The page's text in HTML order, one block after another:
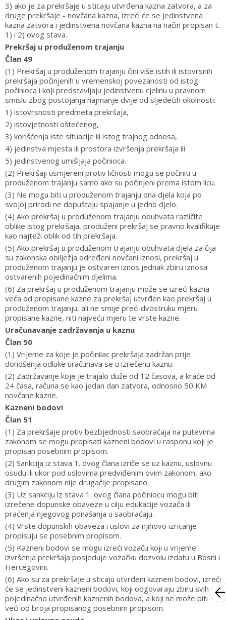
3) ako je za prekršaje u sticaju utvrđena kazna zatvora, a za
druge prekršaje - novčana kazna, izreći će se jedinstvena
kazna zatvora i jedinstvena novčana kazna na način propisan t.
1) i 2) ovog stava.
Prekršaj u produženom trajanju
Član 49
(1) Prekršaj u produženom trajanju čini više istih ili istovrsnih
prekršaja počinjenih u vremenskoj povezanosti od istog
počinioca i koji predstavljaju jedinstvenu cjelinu u pravnom
smislu zbog postojanja najmanje dvije od sljedećih okolnosti:
1) istovrsnosti predmeta prekršaja,
2) istovjetnosti oštećenog,
3) korišćenja iste situacije ili istog trajnog odnosa,
4) jedinstva mjesta ili prostora izvršenja prekršaja ili
5) jedinstvenog umišljaja počinioca.
(2) Prekršaji usmjereni protiv ličnosti mogu se počiniti u
produženom trajanju samo ako su počinjeni prema istom licu.
(3) Ne mogu biti u produženom trajanju ona djela koja po
svojoj prirodi ne dopuštaju spajanje u jedno djelo.
(4) Ako prekršaj u produženom trajanju obuhvata različite
oblike istog prekršaja, produženi prekršaj se pravno kvalifikuje
kao najteži oblik od tih prekršaja.
(5) Ako prekršaj u produženom trajanju obuhvata djela za čija
su zakonska obilježja određeni novčani iznosi, prekršaj u
produženom trajanju je ostvaren iznos jednak zbiru iznosa
ostvarenih pojedinačnim djelima.
(6) Za prekršaj u produženom trajanju može se izreći kazna
veća od propisane kazne za prekršaj utvrđen kao prekršaj u
produženom trajanju, ali ne smije preći dvostruku mjeru
propisane kazne, niti najveću mjeru te vrste kazne.
Uračunavanje zadržavanja u kaznu
Član 50
(1) Vrijeme za koje je počinilac prekršaja zadržan prije
donošenja odluke uračunava se u izrečenu kaznu.
(2) Zadržavanje koje je trajalo duže od 12 časova, a kraće od
24 časa, računa se kao jedan dan zatvora, odnosno 50 KM
novčane kazne.
Kazneni bodovi
Član 51
(1) Za prekršaje protiv bezbjednosti saobraćaja na putevima
zakonom se mogu propisati kazneni bodovi u rasponu koji je
propisan posebnim propisom.
(2) Sankcija iz stava 1. ovog člana izriče se uz kaznu, uslovnu
osudu ili ukor pod uslovima predviđenim ovim zakonom, ako
drugim zakonom nije drugačije propisano.
(3) Uz sankciju iz stava 1. ovog člana počiniocu mogu biti
izrečene dopunske obaveze u cilju edukacije vozača ili
praćenja njegovog ponašanja u saobraćaju.
(4) Vrste dopunskih obaveza i uslovi za njihovo izricanje
propisuju se posebnim propisom.
(5) Kazneni bodovi se mogu izreći vozaču koji u vrijeme
izvršenja prekršaja posjeduje vozačku dozvolu izdatu u Bosni i
Hercegovini.
(6) Ako su za prekršaje u sticaju utvrđeni kazneni bodovi, izreći
će se jedinstveni kazneni bodovi, koji odgovaraju zbiru svih
pojedinačno utvrđenih kaznenih bodova, a koji ne može biti
veći od broja propisanog posebnim propisom.